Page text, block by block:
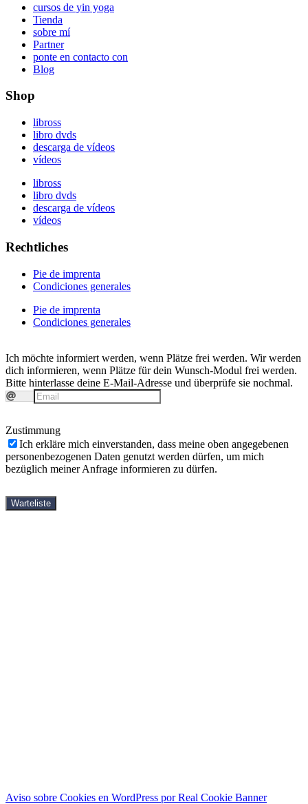
cursos de yin yoga
Tienda
sobre mí
Partner
ponte en contacto con
Blog
Shop
libross
libro dvds
descarga de vídeos
vídeos
libross
libro dvds
descarga de vídeos
vídeos
Rechtliches
Pie de imprenta
Condiciones generales
Pie de imprenta
Condiciones generales
Ich möchte informiert werden, wenn Plätze frei werden. Wir werden
dich informieren, wenn Plätze für dein Wunsch-Modul frei werden.
Bitte hinterlasse deine E-Mail-Adresse und überprüfe sie nochmal.
Zustimmung
Ich erkläre mich einverstanden, dass meine oben angegebenen
personenbezogenen Daten genutzt werden dürfen, um mich
bezüglich meiner Anfrage informieren zu dürfen.
Warteliste
Aviso sobre Cookies en WordPress por Real Cookie Banner